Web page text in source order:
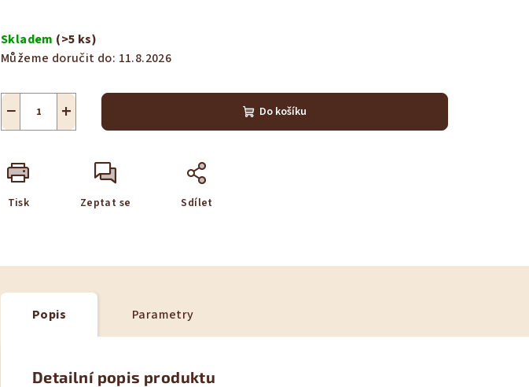
cena:
Skladem (>5 ks)
Můžeme doručit do: 11.8.2026
+
− Do košíku
Tisk Zeptat se Sdílet
Popis Parametry
Detailní popis produktu